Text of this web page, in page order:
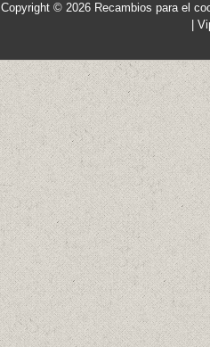
Copyright © 2026 Recambios para el